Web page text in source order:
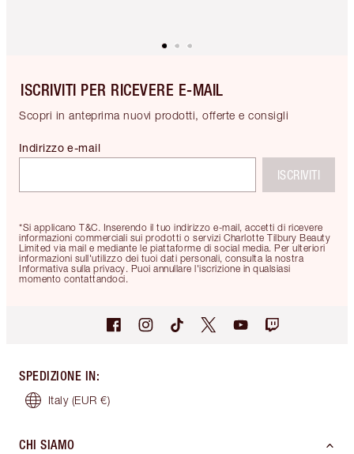
ISCRIVITI PER RICEVERE E-MAIL
Scopri in anteprima nuovi prodotti, offerte e consigli
*Si applicano T&C. Inserendo il tuo indirizzo e-mail, accetti di ricevere
informazioni commerciali sui prodotti o servizi Charlotte Tilbury Beauty
Limited via mail e mediante le piattaforme di social media. Per ulteriori
informazioni sull'utilizzo dei tuoi dati personali, consulta la nostra
Informativa sulla privacy. Puoi annullare l'iscrizione in qualsiasi
momento contattandoci.
Indirizzo e-mail
ISCRIVITI
SPEDIZIONE IN:
Italy (EUR €)
CHI SIAMO